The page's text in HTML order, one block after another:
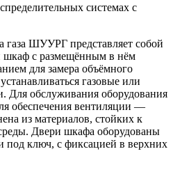
системах с
газа ШУУРГ представляет собой
шкаф с размещённым в нём
для замера объёмного
газовые или
Для обслуживания оборудования
обеспечения вентиляции —
из материалов, стойких к
Двери шкафа оборудованы
под ключ, с фиксацией в верхних